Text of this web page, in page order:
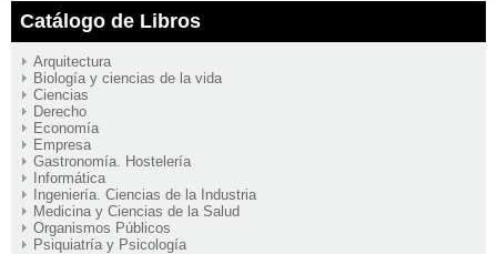
Catálogo de Libros
Arquitectura
Biología y ciencias de la vida
Ciencias
Derecho
Economía
Empresa
Gastronomía. Hostelería
Informática
Ingeniería. Ciencias de la Industria
Medicina y Ciencias de la Salud
Organismos Públicos
Psiquiatría y Psicología